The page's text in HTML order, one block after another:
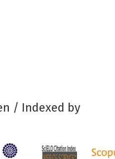
/ Indexed by